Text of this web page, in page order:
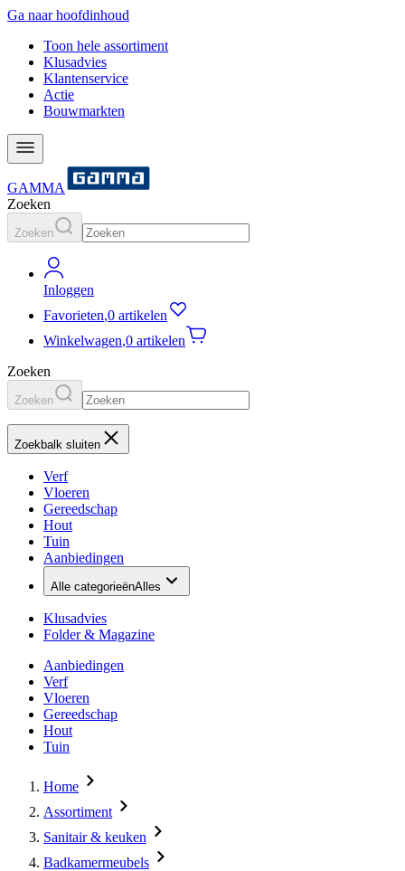
Ga naar hoofdinhoud
Toon hele assortiment
Klusadvies
Klantenservice
Actie
Bouwmarkten
GAMMA
Zoeken
Zoeken
Inloggen
Favorieten,0 artikelen
Winkelwagen,0 artikelen
Zoeken
Zoeken
Zoekbalk sluiten
Verf
Vloeren
Gereedschap
Hout
Tuin
Aanbiedingen
Alle categorieënAlles
Klusadvies
Folder & Magazine
Aanbiedingen
Verf
Vloeren
Gereedschap
Hout
Tuin
Home
Assortiment
Sanitair & keuken
Badkamermeubels